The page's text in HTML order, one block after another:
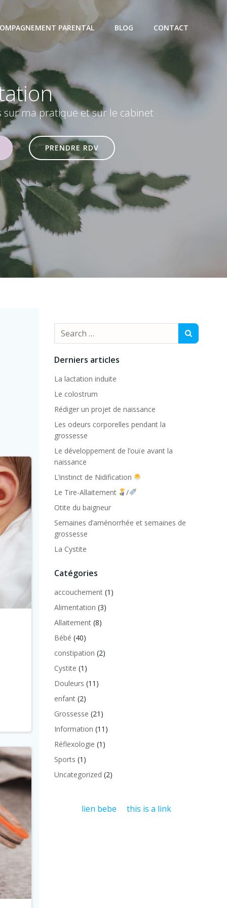
PARENTAL BLOG CONTACT
sur ma pratique et sur le cabinet
PRENDRE RDV
Search
for:
Derniers articles
La lactation induite
Le colostrum
Rédiger un projet de naissance
Les odeurs corporelles pendant la
grossesse
Le développement de l’ouïe avant la
naissance
L’instinct de Nidification
Le Tire-Allaitement
/
Otite du baigneur
Semaines d’aménorrhée et semaines de
grossesse
La Cystite
Catégories
accouchement(1)
Alimentation (3)
Allaitement(8)
Bébé (40)
constipation (2)
Cystite (1)
Douleurs (11)
enfant(2)
Grossesse (21)
Information (11)
Réflexologie (1)
Sports (1)
Uncategorized (2)
lien bebe this is a link